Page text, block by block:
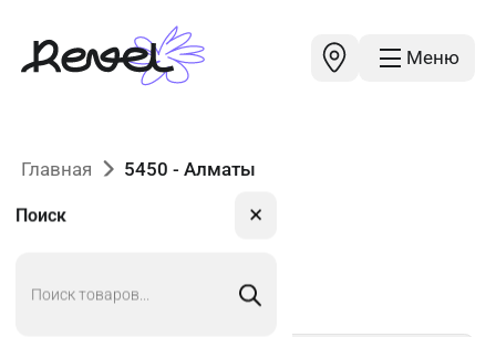
Меню
Поиск ✕
Главная 5450 - Алматы
5450в Алматы